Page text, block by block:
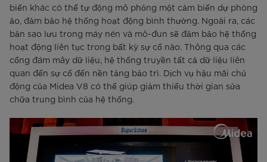
biến khác có thể tự động mô phỏng một cảm biến dự phòng
ảo, đảm bảo hệ thống hoạt động bình thường. Ngoài ra, các
bản sao lưu trong máy nén và mô-đun sẽ đảm bảo hệ thống
hoạt động liên tục trong bất kỳ sự cố nào. Thông qua các
cổng đám mây dữ liệu, hệ thống truyền tất cả dữ liệu liên
quan đến sự cố đến nền tảng bảo trì. Dịch vụ hậu mãi chủ
động của Midea V8 có thể giúp giảm thiểu thời gian sửa
chữa trung bình của hệ thống.